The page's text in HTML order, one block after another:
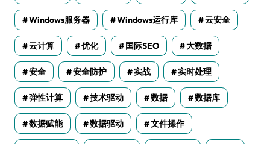
Windows服务器 Windows运行库 云安全
云计算 优化 国际SEO 大数据
安全 安全防护 实战 实时处理
弹性计算 技术驱动 数据 数据库
数据赋能 数据驱动 文件操作